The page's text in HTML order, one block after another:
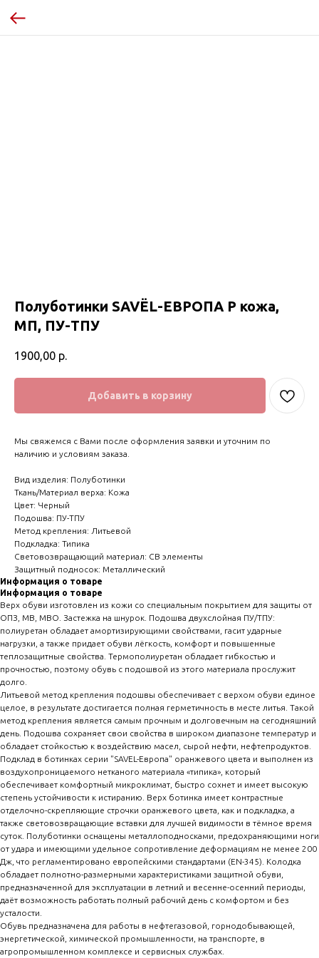
Полуботинки SAVЁL-ЕВРОПА Р кожа,
МП, ПУ-ТПУ
1900,00 р.
Добавить в корзину
Мы свяжемся с Вами после оформления заявки и уточним по
наличию и условиям заказа.
Вид изделия: Полуботинки
Ткань/Материал верха: Кожа
Цвет: Черный
Подошва: ПУ-ТПУ
Метод крепления: Литьевой
Подкладка: Типика
Световозвращающий материал: СВ элементы
Защитный подносок: Металлический
Информация о товаре
Информация о товаре
Верх обуви изготовлен из кожи со специальным покрытием для защиты от
ОПЗ, МВ, МВО. Застежка на шнурок. Подошва двухслойная ПУ/ТПУ:
полиуретан обладает амортизирующими свойствами, гасит ударные
нагрузки, а также придает обуви лёгкость, комфорт и повышенные
теплозащитные свойства. Термополиуретан обладает гибкостью и
прочностью, поэтому обувь с подошвой из этого материала прослужит
долго.
Литьевой метод крепления подошвы обеспечивает с верхом обуви единое
целое, в результате достигается полная герметичность в месте литья. Такой
метод крепления является самым прочным и долговечным на сегодняшний
день. Подошва сохраняет свои свойства в широком диапазоне температур и
обладает стойкостью к воздействию масел, сырой нефти, нефтепродуктов.
Подклад в ботинках серии "SAVEL-Европа" оранжевого цвета и выполнен из
воздухопроницаемого нетканого материала «типика», который
обеспечивает комфортный микроклимат, быстро сохнет и имеет высокую
степень устойчивости к истиранию. Верх ботинка имеет контрастные
отделочно-скрепляющие строчки оранжевого цвета, как и подкладка, а
также световозвращающие вставки для лучшей видимости в тёмное время
суток. Полуботинки оснащены металлоподносками, предохраняющими ноги
от удара и имеющими удельное сопротивление деформациям не менее 200
Дж, что регламентировано европейскими стандартами (EN-345). Колодка
обладает полнотно-размерными характеристиками защитной обуви,
предназначенной для эксплуатации в летний и весенне-осенний периоды,
даёт возможность работать полный рабочий день с комфортом и без
усталости.
Обувь предназначена для работы в нефтегазовой, горнодобывающей,
энергетической, химической промышленности, на транспорте, в
агропромышленном комплексе и сервисных службах.